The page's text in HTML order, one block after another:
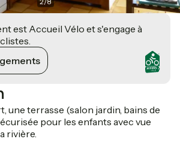
est Accueil Vélo et s'engage à
une terrasse (salon jardin, bains de
pour les enfants avec vue
rivière.